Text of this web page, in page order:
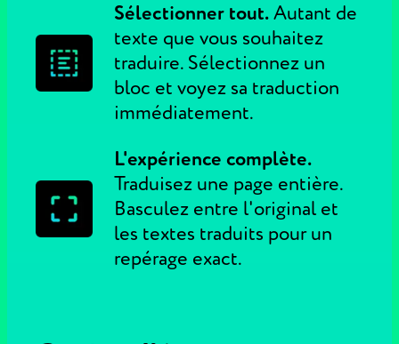
Sélectionner tout.Autant de
texte que vous souhaitez
traduire. Sélectionnez un
bloc et voyez sa traduction
immédiatement.
L'expérience complète.
Traduisez une page entière.
Basculez entre l'original et
les textes traduits pour un
repérage exact.